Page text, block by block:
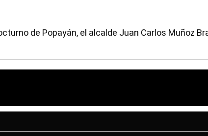
de Popayán, el alcalde Juan Carlos Muñoz